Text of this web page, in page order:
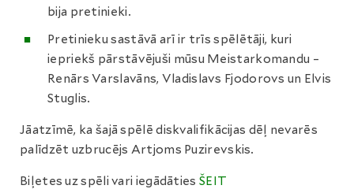
bija pretinieki.
Pretinieku sastāvā arī ir trīs spēlētāji, kuri
iepriekš pārstāvējuši mūsu Meistarkomandu –
Renārs Varslavāns, Vladislavs Fjodorovs un Elvis
Stuglis.
Jāatzīmē, ka šajā spēlē diskvalifikācijas dēļ nevarēs
palīdzēt uzbrucējs Artjoms Puzirevskis.
Biļetes uz spēli vari iegādāties ŠEIT